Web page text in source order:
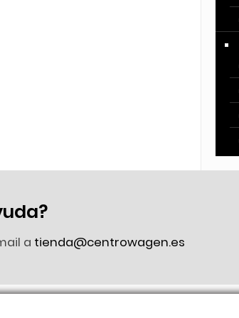
a tienda@centrowagen.es